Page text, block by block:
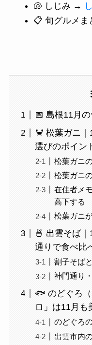
🐚 しじみ →
📋 旬グルメ
📅 島根11月
🦀 松葉ガニ
選びのポイン
松葉ガニ
松葉ガニ
在住者メ
高下する
松葉ガニ
🍜 出雲そば
通りで食べ比
割子そば
神門通り
🐟 のどぐろ
ロ」は11月も
のどぐろ
出雲市内